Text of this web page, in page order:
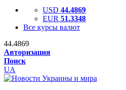
USD 44.4869
EUR 51.3348
Все курсы валют
44.4869
Авторизация
Поиск
UA